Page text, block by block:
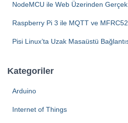
NodeMCU ile Web Üzerinden
Raspberry Pi 3 ile MQTT ve
Pisi Linux’ta Uzak Masaüstü
Kategoriler
Arduino
Internet of Things